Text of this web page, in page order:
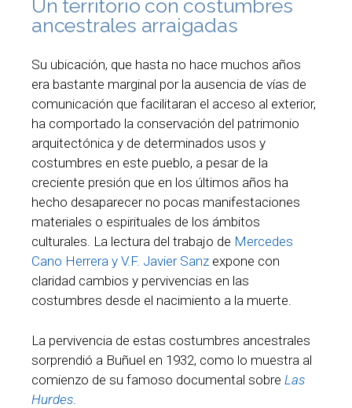
Un territorio con costumbres
ancestrales arraigadas
Su ubicación, que hasta no hace muchos años
era bastante marginal por la ausencia de vías de
comunicación que facilitaran el acceso al exterior,
ha comportado la conservación del patrimonio
arquitectónica y de determinados usos y
costumbres en este pueblo, a pesar de la
creciente presión que en los últimos años ha
hecho desaparecer no pocas manifestaciones
materiales o espirituales de los ámbitos
culturales. La lectura del trabajo de Mercedes
Cano Herrera y V.F. Javier Sanz expone con
claridad cambios y pervivencias en las
costumbres desde el nacimiento a la muerte.
La pervivencia de estas costumbres ancestrales
sorprendió a Buñuel en 1932, como lo muestra al
comienzo de su famoso documental sobre Las
Hurdes